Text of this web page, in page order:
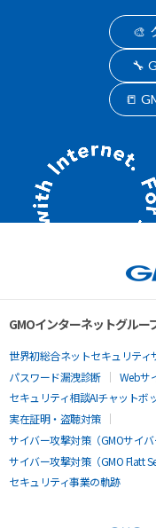
🎨
🔧
📒
GMOインターネットグル
世界初総合ネットセキュリティ
パスワード漏洩診断
Webサ
セキュリティ相談AIチャットボ
実在証明・盗聴対策
サイバー攻撃対策（GMOサイ
サイバー攻撃対策（GMO Flatt
セキュリティ事業の軌跡